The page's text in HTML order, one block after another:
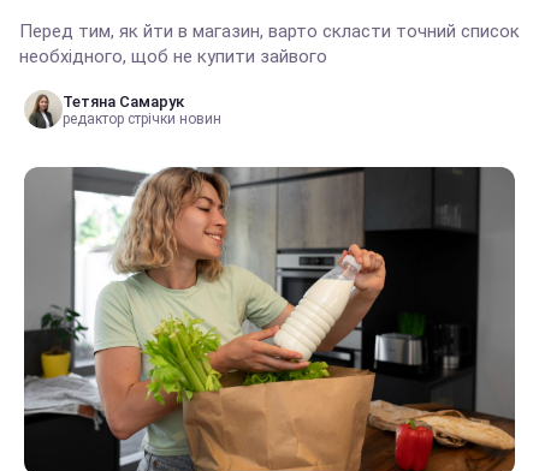
Перед тим, як йти в магазин, варто скласти точний список
необхідного, щоб не купити зайвого
Тетяна Самарук
редактор стрічки новин